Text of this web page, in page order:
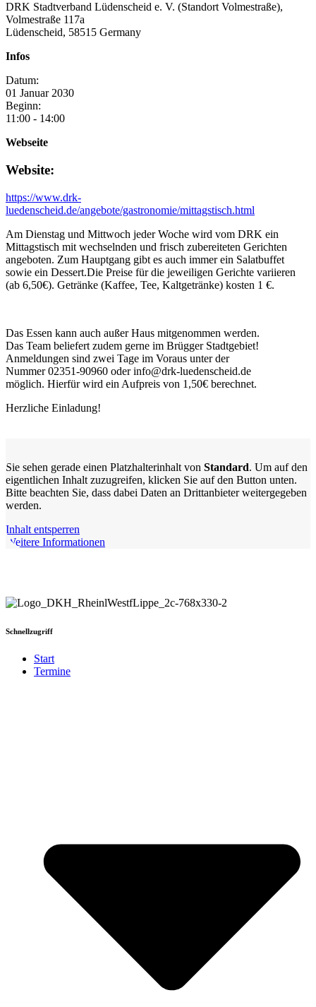
DRK Stadtverband Lüdenscheid e. V. (Standort Volmestraße),
Volmestraße 117a
Lüdenscheid, 58515 Germany
Infos
Datum:
01 Januar 2030
Beginn:
11:00 - 14:00
Webseite
Website:
https://www.drk-
luedenscheid.de/angebote/gastronomie/mittagstisch.html
Am Dienstag und Mittwoch jeder Woche wird vom DRK ein
Mittagstisch mit wechselnden und frisch zubereiteten Gerichten
angeboten. Zum Hauptgang gibt es auch immer ein Salatbuffet
sowie ein Dessert.Die Preise für die jeweiligen Gerichte variieren
(ab 6,50€). Getränke (Kaffee, Tee, Kaltgetränke) kosten 1 €.
Das Essen kann auch außer Haus mitgenommen werden.
Das Team beliefert zudem gerne im Brügger Stadtgebiet!
Anmeldungen sind zwei Tage im Voraus unter der
Nummer 02351-90960 oder info@drk-luedenscheid.de
möglich. Hierfür wird ein Aufpreis von 1,50€ berechnet.
Herzliche Einladung!
Sie sehen gerade einen Platzhalterinhalt von Standard. Um auf den
eigentlichen Inhalt zuzugreifen, klicken Sie auf den Button unten.
Bitte beachten Sie, dass dabei Daten an Drittanbieter weitergegeben
werden.
Inhalt entsperren
Weitere Informationen
Schnellzugriff
Start
Termine